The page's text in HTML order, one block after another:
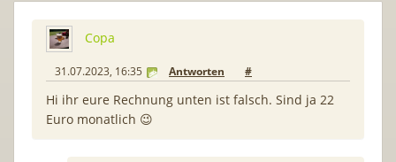
Copa
31.07.2023, 16:35 Antworten #
Hi ihr eure Rechnung unten ist falsch. Sind ja 22
Euro monatlich 😉